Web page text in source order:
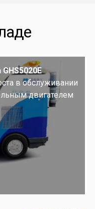
в обслуживании
двигателем